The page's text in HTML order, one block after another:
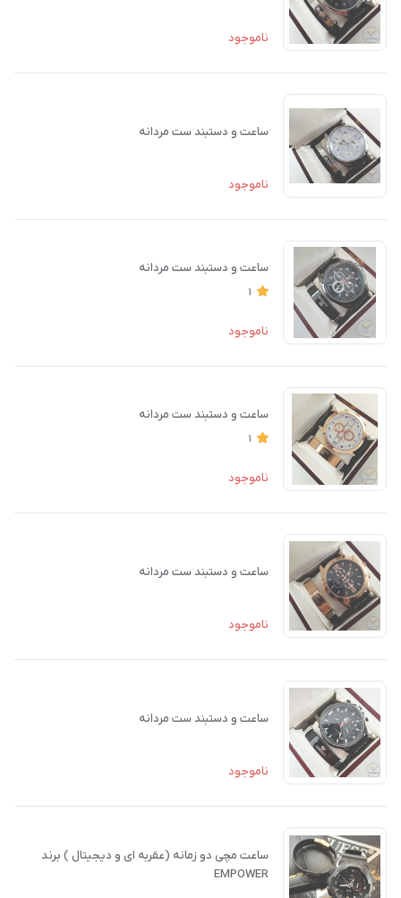
ناموجود
ساعت و دستبند ست مردانه
ناموجود
ساعت و دستبند ست مردانه
1
ناموجود
ساعت و دستبند ست مردانه
1
ناموجود
ساعت و دستبند ست مردانه
ناموجود
ساعت و دستبند ست مردانه
ناموجود
ساعت مچی دو زمانه (عقربه ای و دیجیتال ) برند
EMPOWER